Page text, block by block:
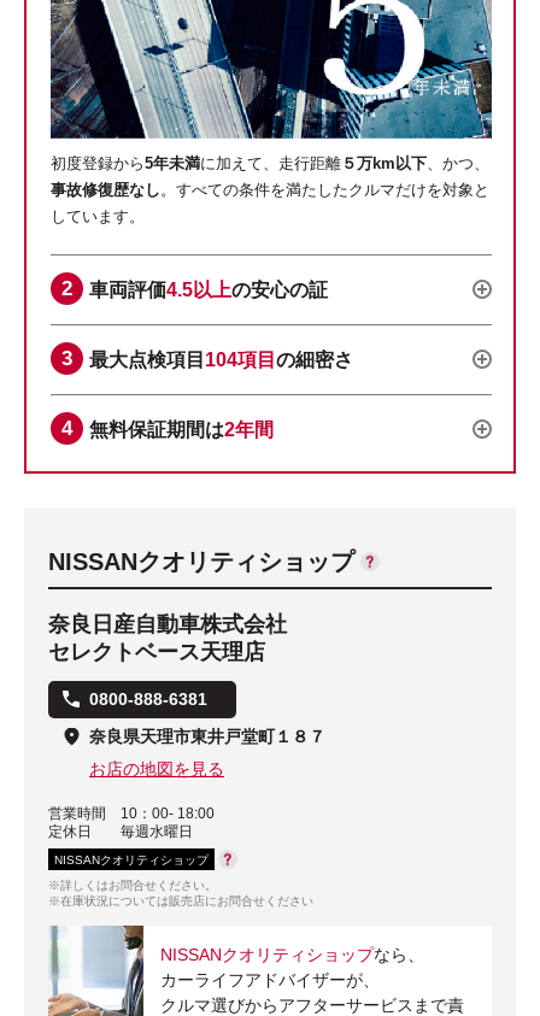
初度登録から5年未満に加えて、走行距離 ５万km以下 、かつ、
事故修復歴なし 。すべての条件を満たしたクルマだけを対象と
しています。
車両評価4.5以上の安心の証
最大点検項目 104項目 の細密さ
無料保証期間は2年間
NISSANクオリティショップ
奈良日産自動車株式会社
セレクトベース天理店
0800-888-6381
奈良県天理市東井戸堂町１８７
お店の地図を見る
営業時間
10：00- 18:00
定休日
毎週水曜日
NISSANクオリティショップ
※詳しくはお問合せください。
※在庫状況については販売店にお問合せください
NISSANクオリティショップなら、
カーライフアドバイザーが、
クルマ選びからアフターサービスまで責